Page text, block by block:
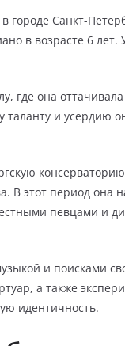
Санкт-
в возрасте 6 лет.
где она оттачивала
таланту и усердию
В этот период она
певцами и
и поисками
а также
идентичность.